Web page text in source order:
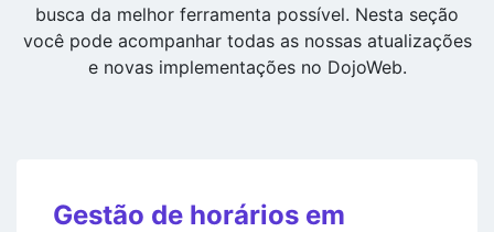
busca da melhor ferramenta possível. Nesta seção
você pode acompanhar todas as nossas atualizações
e novas implementações no DojoWeb.
Gestão de horários em